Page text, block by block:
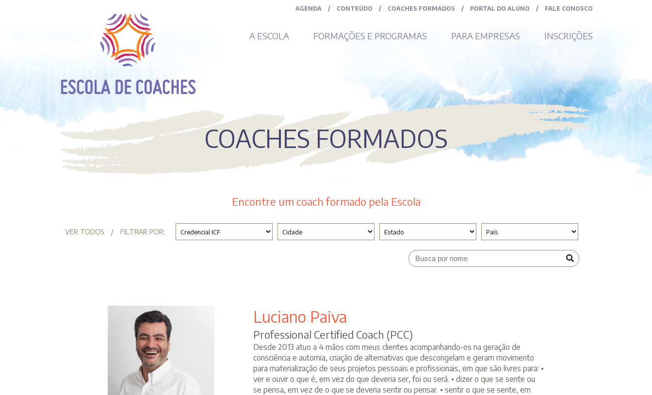
AGENDA / CONTEÚDO / COACHES FORMADOS / PORTAL DO ALUNO / FALE CONOSCO
A ESCOLA FORMAÇÕES E PROGRAMAS PARA EMPRESAS INSCRIÇÕES
COACHES FORMADOS
Encontre um coach formado pela Escola
VER TODOS / FILTRAR POR:
Luciano Paiva
Professional Certified Coach (PCC)
Desde 2013 atuo a 4 mãos com meus clientes acompanhando-os na geração de
consciência e automia, criação de alternativas que descongelam e geram movimento
para materialização de seus projetos pessoais e profissionais, em que são livres para: •
ver e ouvir o que é, em vez do que deveria ser, foi ou será. • dizer o que se sente ou
se pensa, em vez de o que se deveria sentir ou pensar. • sentir o que se sente, em